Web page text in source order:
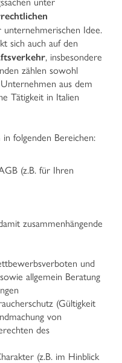
von geschädigten
und
unternehmerischen Idee.
sich auch auf den
, insbesondere
zählen sowohl
aus dem
Tätigkeit in Italien
folgenden Bereichen:
(z.B. für Ihren
zusammenhängende
und
allgemein Beratung
(Gültigkeit
von
des
(z.B. im Hinblick